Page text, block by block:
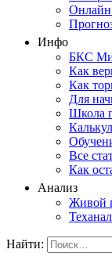
Инфо
БКС
Как
Как
Для
Школа
Все
Как
Анализ
Живой
Найти: